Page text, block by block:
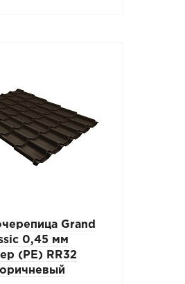
Grand
0,45 мм
(PE) RR32